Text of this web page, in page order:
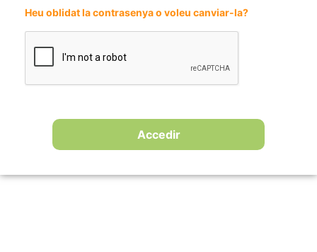
Heu oblidat la contrasenya o voleu canviar-la?